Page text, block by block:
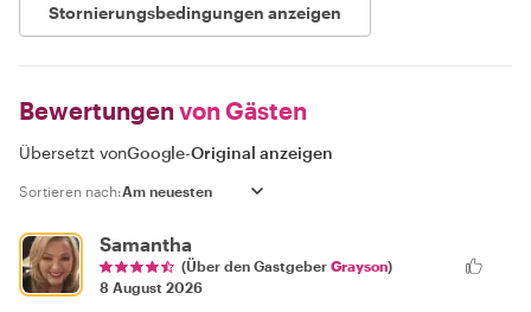
Stornierungsbedingungen anzeigen
Bewertungen von Gästen
Übersetzt vonGoogle-Original anzeigen
Sortieren nach:
Samantha
(Über den Gastgeber Grayson)
8 August 2026